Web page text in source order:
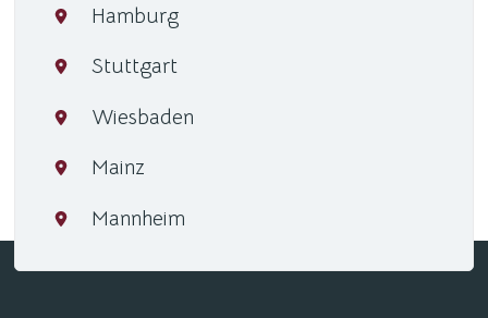
Hamburg
Stuttgart
Wiesbaden
Mainz
Mannheim